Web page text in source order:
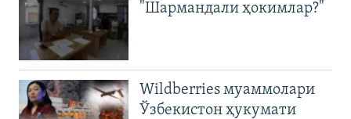
"Шармандали ҳокимлар?"
Wildberries муаммолари
Ўзбекистон ҳукумати